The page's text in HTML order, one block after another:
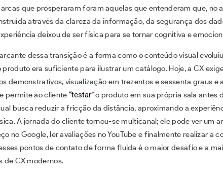
que prosperaram foram aquelas que entenderam que, no
através da clareza da informação, da segurança dos
deixou de ser física para se tornar cognitiva e
dessa transição é a forma como o conteúdo visual
era suficiente para ilustrar um catálogo. Hoje, a CX
demonstrativos, visualização em trezentos e sessenta graus e
permite ao cliente “testar”o produto em sua própria sala antes
busca reduzir a fricção da distância, aproximando a
A jornada do cliente tornou-se multicanal; ele pode ver um
no Google, ler avaliações no YouTube e finalmente realizar a
pontos de contato de forma fluida é o maior desafio e a
de CX modernos.